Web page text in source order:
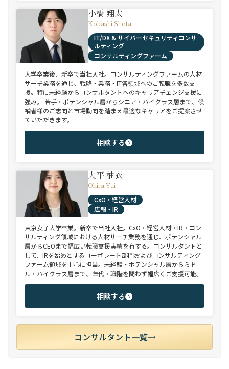
小橋 翔太
Kobashi Shota
IT/DX & サイバーセキュリティコンサ
ルティング
コンサルティングファーム
大学卒業後、新卒で当社入社。コンサルティングファームの人材
サーチ業務を通じ、戦略・業務・IT各領域へのご転職を多数支
援。特に未経験からコンサルタントへのキャリアチェンジ支援に
強み。 若手・ポテンシャル層からシニア・ハイクラス層まで、候
補者様のご志向と市場動向を踏まえ最適なキャリアをご提案させ
ていただきます。
相談する
大平 柚衣
Ohira Yui
CxO・経営人材
広報・IR
東京女子大学卒業。新卒で当社入社。CxO・経営人材・IR・コン
サルティング領域における人材サーチ業務を通じ、ポテンシャル
層からCEOまで幅広い転職支援実績を有する。コンサルタントと
して、IRを始めとするコーポレート部門およびコンサルティング
ファーム領域を中心に担当。未経験・ポテンシャル層からミド
ル・ハイクラス層まで、年代・職階を問わず幅広くご支援可能。
相談する
コンサルタント一覧